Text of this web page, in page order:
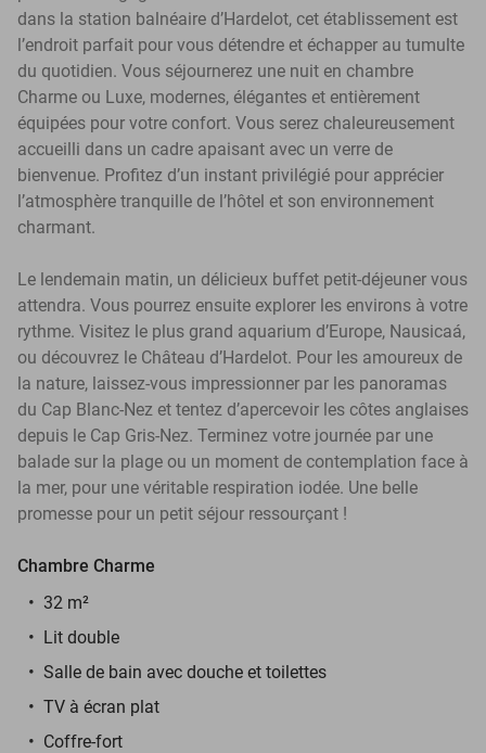
dans la station balnéaire d’Hardelot, cet établissement est
l’endroit parfait pour vous détendre et échapper au tumulte
du quotidien. Vous séjournerez une nuit en chambre
Charme ou Luxe, modernes, élégantes et entièrement
équipées pour votre confort. Vous serez chaleureusement
accueilli dans un cadre apaisant avec un verre de
bienvenue. Profitez d’un instant privilégié pour apprécier
l’atmosphère tranquille de l’hôtel et son environnement
charmant.
Le lendemain matin, un délicieux buffet petit-déjeuner vous
attendra. Vous pourrez ensuite explorer les environs à votre
rythme. Visitez le plus grand aquarium d’Europe, Nausicaá,
ou découvrez le Château d’Hardelot. Pour les amoureux de
la nature, laissez-vous impressionner par les panoramas
du Cap Blanc-Nez et tentez d’apercevoir les côtes anglaises
depuis le Cap Gris-Nez. Terminez votre journée par une
balade sur la plage ou un moment de contemplation face à
la mer, pour une véritable respiration iodée. Une belle
promesse pour un petit séjour ressourçant !
Chambre Charme
32 m²
Lit double
Salle de bain avec douche et toilettes
TV à écran plat
Coffre-fort